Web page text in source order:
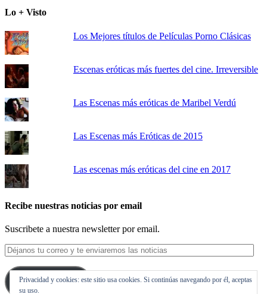
Lo + Visto
Los Mejores títulos de Películas Porno Clásicas
Escenas eróticas más fuertes del cine. Irreversible
Las Escenas más eróticas de Maribel Verdú
Las Escenas más Eróticas de 2015
Las escenas más eróticas del cine en 2017
Recibe nuestras noticias por email
Suscribete a nuestra newsletter por email.
Déjanos
tu
correo
y
te
Suscribirse
Privacidad y cookies: este sitio usa cookies. Si continúas navegando por él, aceptas
su uso.